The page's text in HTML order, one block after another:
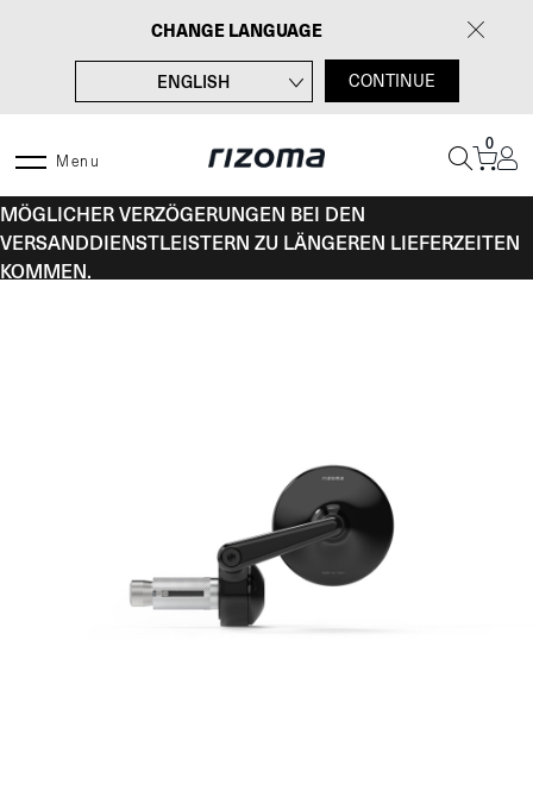
CHANGE LANGUAGE
ENGLISH
ITALIANO
ESPAÑOL
CONTINUE
Menu
0
MÖGLICHER VERZÖGERUNGEN BEI DEN
VERSANDDIENSTLEISTERN ZU LÄNGEREN LIEFERZEITEN
KOMMEN.